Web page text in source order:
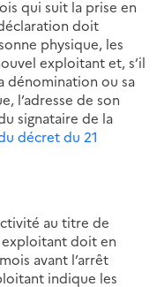
qui suit la prise en
doit
physique, les
exploitant et, s’il
dénomination ou sa
l’adresse de son
signataire de la
décret du 21
au titre de
doit en
avant l’arrêt
indique les